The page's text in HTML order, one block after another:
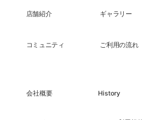
店舗紹介 ギャラリー
コミュニティ ご利用の流れ
会社概要 History